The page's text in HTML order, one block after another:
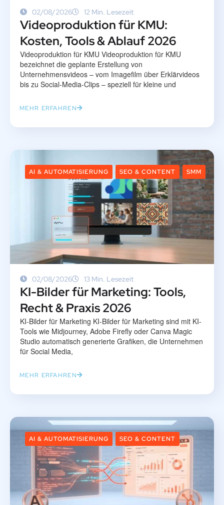
02/08/2026 12 Min. Lesezeit
Videoproduktion für KMU:
Kosten, Tools & Ablauf 2026
Videoproduktion für KMU Videoproduktion für KMU
bezeichnet die geplante Erstellung von
Unternehmensvideos – vom Imagefilm über Erklärvideos
bis zu Social-Media-Clips – speziell für kleine und
MEHR ERFAHREN
AI & AUTOMATISIERUNG SEO & CONTENT SMM
02/08/2026 13 Min. Lesezeit
KI-Bilder für Marketing: Tools,
Recht & Praxis 2026
KI-Bilder für Marketing KI-Bilder für Marketing sind mit KI-
Tools wie Midjourney, Adobe Firefly oder Canva Magic
Studio automatisch generierte Grafiken, die Unternehmen
für Social Media,
MEHR ERFAHREN
AI & AUTOMATISIERUNG SEO & CONTENT